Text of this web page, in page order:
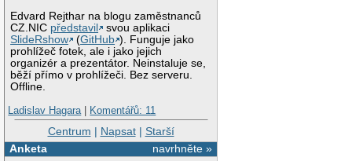
Edvard Rejthar na blogu zaměstnanců
CZ.NIC představil
svou aplikaci
SlideRshow
(GitHub ). Funguje jako
prohlížeč fotek, ale i jako jejich
organizér a prezentátor. Neinstaluje se,
běží přímo v prohlížeči. Bez serveru.
Offline.
Ladislav Hagara| Komentářů: 11
Centrum | Napsat| Starší
navrhněte »
Anketa